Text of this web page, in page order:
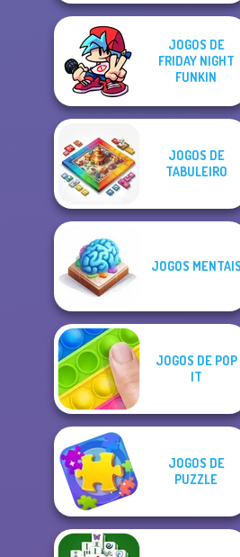
JOGOS DE
FRIDAY NIGHT
FUNKIN
JOGOS DE
TABULEIRO
JOGOS MENTAIS
JOGOS DE POP
IT
JOGOS DE
PUZZLE